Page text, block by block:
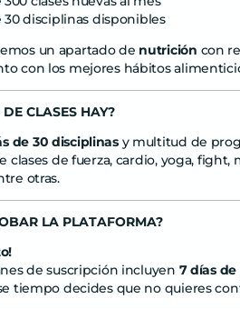
30 disciplinas disponibles
un apartado de nutrición con
con los mejores hábitos
CLASES HAY?
de 30 disciplinasy multitud de
clases de fuerza, cardio, yoga,
otras.
LA PLATAFORMA?
de suscripción incluyen 7días de
tiempo decides que no quieres